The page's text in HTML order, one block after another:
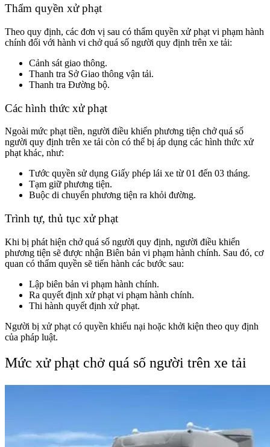
Thẩm quyền xử phạt
Theo quy định, các đơn vị sau có thẩm quyền xử phạt vi phạm hành
chính đối với hành vi chở quá số người quy định trên xe tải:
Cảnh sát giao thông.
Thanh tra Sở Giao thông vận tải.
Thanh tra Đường bộ.
Các hình thức xử phạt
Ngoài mức phạt tiền, người điều khiển phương tiện chở quá số
người quy định trên xe tải còn có thể bị áp dụng các hình thức xử
phạt khác, như:
Tước quyền sử dụng Giấy phép lái xe từ 01 đến 03 tháng.
Tạm giữ phương tiện.
Buộc di chuyển phương tiện ra khỏi đường.
Trình tự, thủ tục xử phạt
Khi bị phát hiện chở quá số người quy định, người điều khiển
phương tiện sẽ được nhận Biên bản vi phạm hành chính. Sau đó, cơ
quan có thẩm quyền sẽ tiến hành các bước sau:
Lập biên bản vi phạm hành chính.
Ra quyết định xử phạt vi phạm hành chính.
Thi hành quyết định xử phạt.
Người bị xử phạt có quyền khiếu nại hoặc khởi kiện theo quy định
của pháp luật.
Mức xử phạt chở quá số người trên xe tải